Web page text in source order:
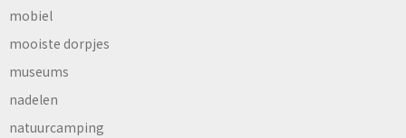
mobiel
mooiste dorpjes
museums
nadelen
natuurcamping